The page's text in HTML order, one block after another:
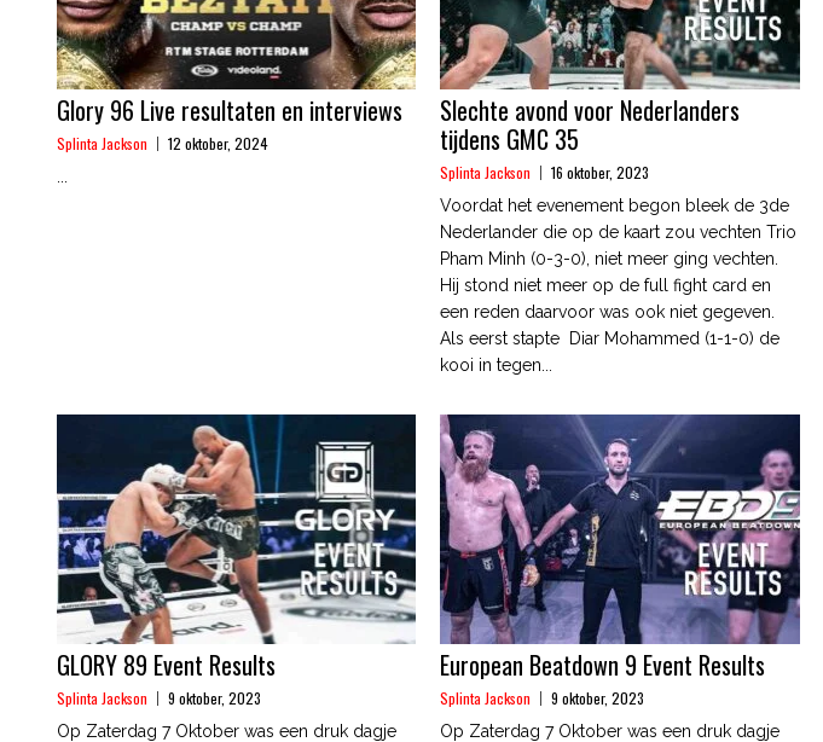
Glory 96 Live resultaten en interviews
Splinta Jackson 12 oktober, 2024
Slechte avond voor Nederlanders
tijdens GMC 35
Splinta Jackson 16 oktober, 2023
Voordat het evenement begon bleek de 3de
Nederlander die op de kaart zou vechten Trio
Pham Minh (0-3-0), niet meer ging vechten.
Hij stond niet meer op de full fight card en
een reden daarvoor was ook niet gegeven.
Als eerst stapte Diar Mohammed (1-1-0) de
kooi in tegen...
GLORY 89 Event Results
Splinta Jackson 9 oktober, 2023
Op Zaterdag 7 Oktober was een druk dagje
European Beatdown 9 Event Results
Splinta Jackson 9 oktober, 2023
Op Zaterdag 7 Oktober was een druk dagje